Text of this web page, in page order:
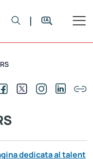
dedicata al talent